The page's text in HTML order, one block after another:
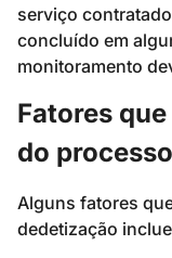
serviço
concluído em
monitoramento
Fatores
do processo
Alguns fatores
dedetização